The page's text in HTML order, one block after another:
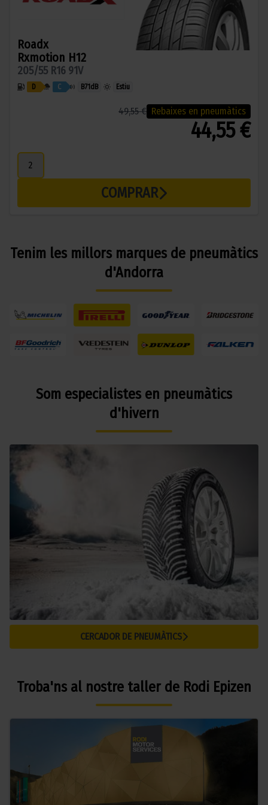
Roadx
Rxmotion H12
205/55 R16 91V
D C B71dB Estiu
49,55 € Rebaixes en pneumàtics
44,55 €
COMPRAR
Tenim les millors marques de pneumàtics
d'Andorra
Som especialistes en pneumàtics
d'hivern
CERCADOR DE PNEUMÀTICS
Troba'ns al nostre taller de Rodi Epizen